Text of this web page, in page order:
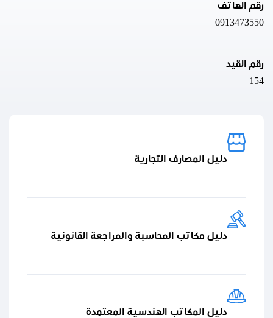
رقم الهاتف
0913473550
رقم القيد
154
دليل المصارف التجارية
دليل مكاتب المحاسبة والمراجعة القانونية
دليل المكاتب الهندسية المعتمدة